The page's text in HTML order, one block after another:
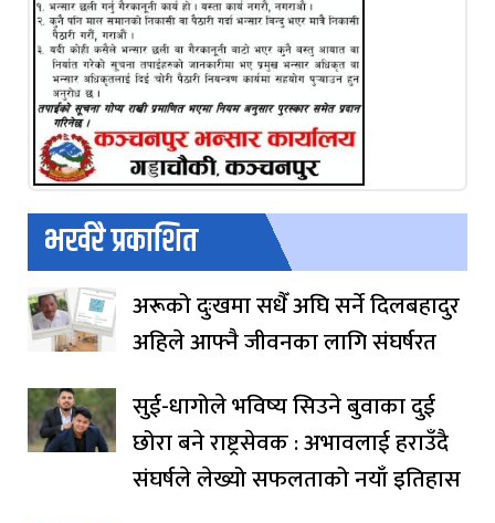
भर्खरै प्रकाशित
अरूको दुःखमा सधैँ अघि सर्ने दिलबहादुर
अहिले आफ्नै जीवनका लागि संघर्षरत
सुई-धागोले भविष्य सिउने बुवाका दुई
छोरा बने राष्ट्रसेवक : अभावलाई हराउँदै
संघर्षले लेख्यो सफलताको नयाँ इतिहास